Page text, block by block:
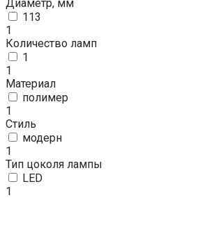
Диаметр, мм
113
1
Количество ламп
1
1
Материал
полимер
1
Стиль
модерн
1
Тип цоколя лампы
LED
1